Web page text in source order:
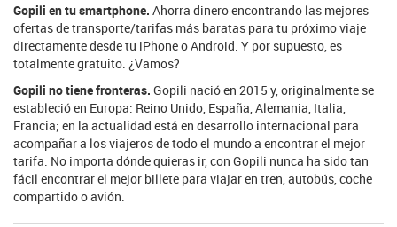
Gopili en tu smartphone. Ahorra dinero encontrando las mejores
ofertas de transporte/tarifas más baratas para tu próximo viaje
directamente desde tu iPhone o Android. Y por supuesto, es
totalmente gratuito. ¿Vamos?
Gopili no tiene fronteras. Gopili nació en 2015 y, originalmente se
estableció en Europa: Reino Unido, España, Alemania, Italia,
Francia; en la actualidad está en desarrollo internacional para
acompañar a los viajeros de todo el mundo a encontrar el mejor
tarifa. No importa dónde quieras ir, con Gopili nunca ha sido tan
fácil encontrar el mejor billete para viajar en tren, autobús, coche
compartido o avión.